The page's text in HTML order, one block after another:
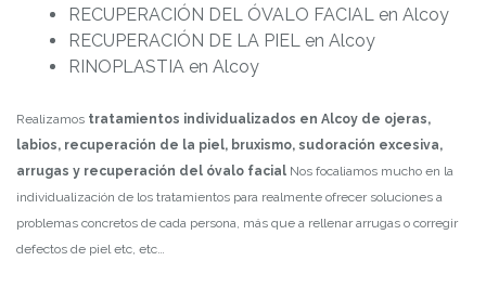
RECUPERACIÓN DEL ÓVALO FACIAL en Alcoy
RECUPERACIÓN DE LA PIEL en Alcoy
RINOPLASTIA en Alcoy
Realizamos tratamientos individualizados en Alcoy de ojeras,
labios, recuperación de la piel, bruxismo, sudoración excesiva,
arrugas y recuperación del óvalo facial Nos focaliamos mucho en la
individualización de los tratamientos para realmente ofrecer soluciones a
problemas concretos de cada persona, más que a rellenar arrugas o corregir
defectos de piel etc, etc…